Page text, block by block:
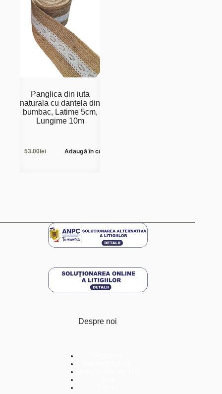
Panglica din iuta
naturala cu dantela din
bumbac, Latime 5cm,
Lungime 10m
53.00lei Adaugă în coș
Despre noi